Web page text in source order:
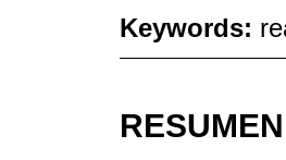
Keywords: